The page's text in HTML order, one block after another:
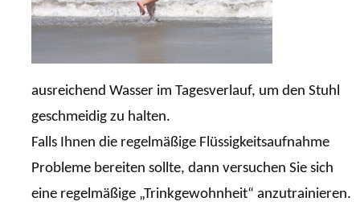
ausreichend Wasser im Tagesverlauf, um den Stuhl
geschmeidig zu halten.
Falls Ihnen die regelmäßige Flüssigkeitsaufnahme
Probleme bereiten sollte, dann versuchen Sie sich
eine regelmäßige „Trinkgewohnheit“ anzutrainieren.